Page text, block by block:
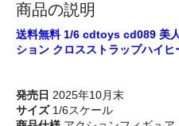
商品の説明
送料無料 1/6 cdtoys cd089 美
ション クロスストラップハイ
発売日 2025年10月末
サイズ1/6スケール